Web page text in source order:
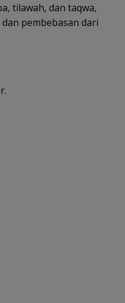
tilawah, dan taqwa,
pembebasan dari